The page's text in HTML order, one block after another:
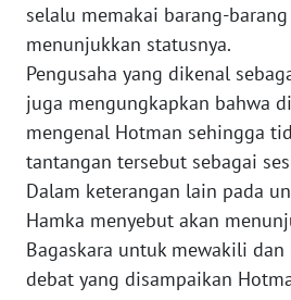
selalu memakai barang-
menunjukkan statusnya.
Pengusaha yang dikenal
juga mengungkapkan bahwa
mengenal Hotman sehingga
tantangan tersebut sebagai
Dalam keterangan lain pada
Hamka menyebut akan
Bagaskara untuk mewakili
debat yang disampaikan
JAMBI
WN
SULTRA
WN
NTB
WN
SULTENG